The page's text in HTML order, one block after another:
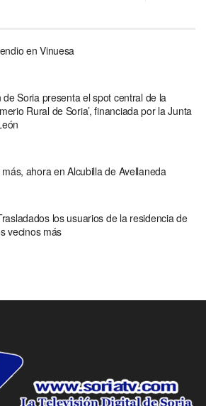
en Vinuesa
de Soria presenta el spot central de la
Rural de Soria’, financiada por la Junta
ahora en Alcubilla de Avellaneda
los usuarios de la residencia de
vecinos más